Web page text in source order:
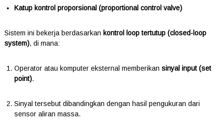
Katup kontrol proporsional (proportional control valve)
Sistem ini bekerja berdasarkan kontrol loop tertutup (closed-loop
system), di mana:
Operator atau komputer eksternal memberikan sinyal input (set
point).
Sinyal tersebut dibandingkan dengan hasil pengukuran dari
sensor aliran massa.